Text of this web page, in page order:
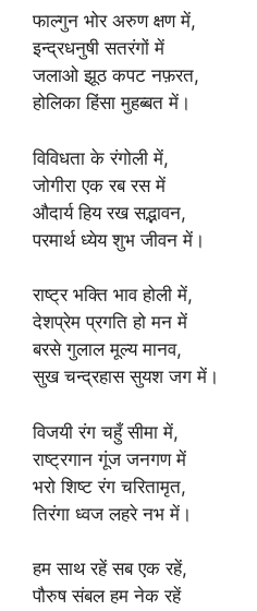
फाल्गुन भोर अरुण क्षण में,
इन्द्रधनुषी सतरंगों में
जलाओ झूठ कपट नफ़रत,
होलिका हिंसा मुहब्बत में।
विविधता के रंगोली में,
जोगीरा एक रब रस में
औदार्य हिय रख सद्भावन,
परमार्थ ध्येय शुभ जीवन में।
राष्ट्र भक्ति भाव होली में,
देशप्रेम प्रगति हो मन में
बरसे गुलाल मूल्य मानव,
सुख चन्द्रहास सुयश जग में।
विजयी रंग चहुँ सीमा में,
राष्ट्रगान गूंज जनगण में
भरो शिष्ट रंग चरितामृत,
तिरंगा ध्वज लहरे नभ में।
हम साथ रहें सब एक रहें,
पौरुष संबल हम नेक रहें